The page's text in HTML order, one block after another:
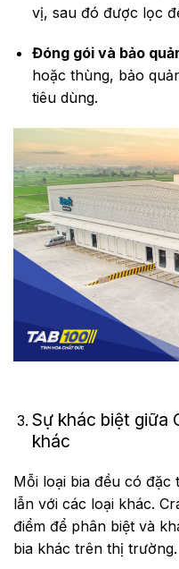
vị, sau đó được lọc
Đóng gói và bảo
hoặc thùng, bảo
tiêu dùng.
Sự khác biệt giữa
khác
Mỗi loại bia đều có
lẫn với các loại khác.
điểm để phân biệt và
bia khác trên thị trường.